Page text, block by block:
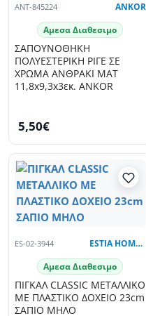
ANT-845224 ANKOR
Αμεσα Διαθεσιμο
ΣΑΠΟΥΝΟΘΗΚΗ
ΠΟΛΥΕΣΤΕΡΙΚΗ ΡΙΓΕ ΣΕ
ΧΡΩΜΑ ΑΝΘΡΑΚΙ ΜΑΤ
11,8x9,3x3εκ. ANKOR
5,50€
ES-02-3944 ESTIA HOME ART
Αμεσα Διαθεσιμο
ΠΙΓΚΑΛ CLASSIC ΜΕΤΑΛΛΙΚΟ
ΜΕ ΠΛΑΣΤΙΚΟ ΔΟΧΕΙΟ 23cm
ΣΑΠΙΟ ΜΗΛΟ